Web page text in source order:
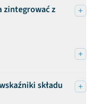
zintegrować z
składu